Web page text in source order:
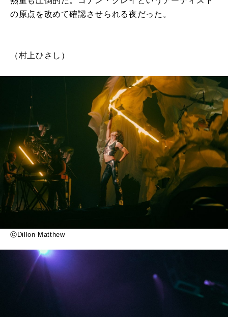
の原点を改めて確認させられる夜だった。
（村上ひさし）
ⓒDillon Matthew